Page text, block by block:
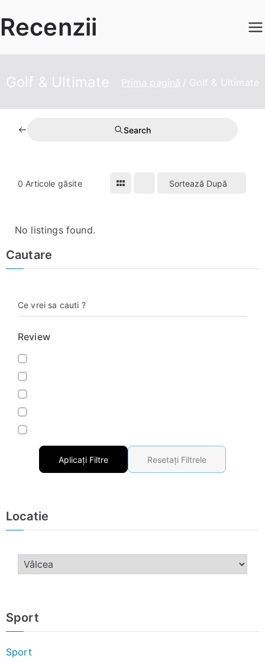
la
Recenzii
Golf & Ultimate Prima pagină Golf & Ultimate
Search
0 Articole găsite Sortează După
No listings found.
Cautare
Ce vrei sa cauti ?
Review
Aplicați Filtre Resetați Filtrele
Locatie
Sport
Sport